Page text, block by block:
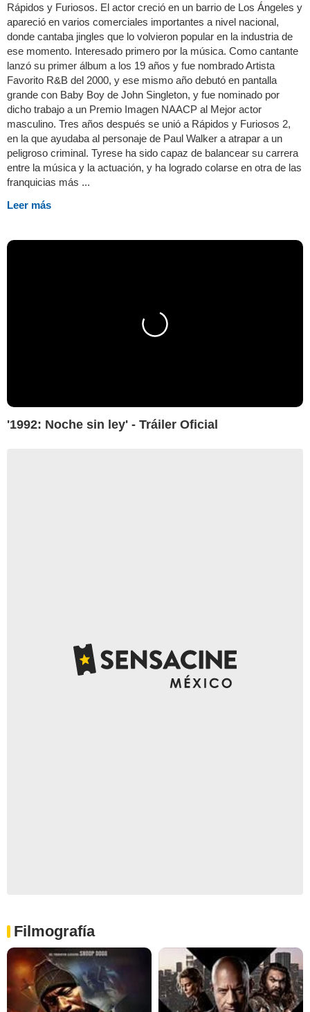
Rápidos y Furiosos. El actor creció en un barrio de Los Ángeles y
apareció en varios comerciales importantes a nivel nacional,
donde cantaba jingles que lo volvieron popular en la industria de
ese momento. Interesado primero por la música. Como cantante
lanzó su primer álbum a los 19 años y fue nombrado Artista
Favorito R&B del 2000, y ese mismo año debutó en pantalla
grande con Baby Boy de John Singleton, y fue nominado por
dicho trabajo a un Premio Imagen NAACP al Mejor actor
masculino. Tres años después se unió a Rápidos y Furiosos 2,
en la que ayudaba al personaje de Paul Walker a atrapar a un
peligroso criminal. Tyrese ha sido capaz de balancear su carrera
entre la música y la actuación, y ha logrado colarse en otra de las
franquicias más ...
Leer más
'1992: Noche sin ley' - Tráiler Oficial
Filmografía